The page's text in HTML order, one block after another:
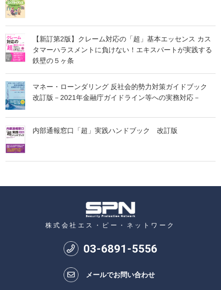
【新訂第2版】クレーム対応の「超」基本エッセンス カス
タマーハラスメントに負けない！エキスパートが実践する
鉄壁の５ヶ条
マネー・ローンダリング 反社会的勢力対策ガイドブック
改訂版－2021年金融庁ガイドライン等への実務対応－
内部通報窓口「超」実践ハンドブック 改訂版
株式会社エス・ピー・ネットワーク
03-6891-5556
メールでお問い合わせ